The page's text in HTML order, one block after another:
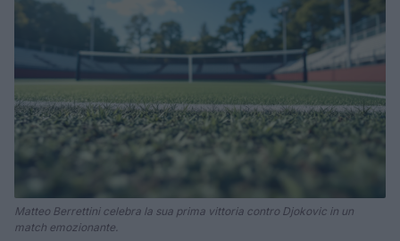
Matteo Berrettini celebra la sua prima vittoria contro Djokovic in un
match emozionante.